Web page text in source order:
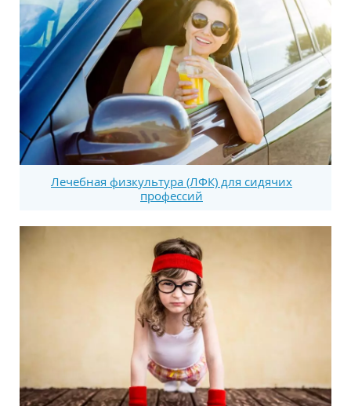
Лечебная физкультура (ЛФК) для сидячих
профессий